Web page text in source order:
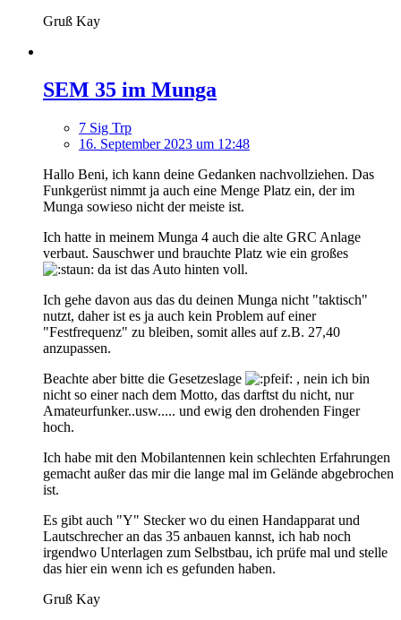
Gruß Kay
SEM 35 im Munga
7 Sig Trp
16. September 2023 um 12:48
Hallo Beni, ich kann deine Gedanken nachvollziehen. Das
Funkgerüst nimmt ja auch eine Menge Platz ein, der im
Munga sowieso nicht der meiste ist.
Ich hatte in meinem Munga 4 auch die alte GRC Anlage
verbaut. Sauschwer und brauchte Platz wie ein großes
da ist das Auto hinten voll.
Ich gehe davon aus das du deinen Munga nicht "taktisch"
nutzt, daher ist es ja auch kein Problem auf einer
"Festfrequenz" zu bleiben, somit alles auf z.B. 27,40
anzupassen.
Beachte aber bitte die Gesetzeslage
, nein ich bin
nicht so einer nach dem Motto, das darftst du nicht, nur
Amateurfunker..usw..... und ewig den drohenden Finger
hoch.
Ich habe mit den Mobilantennen kein schlechten Erfahrungen
gemacht außer das mir die lange mal im Gelände abgebrochen
ist.
Es gibt auch "Y" Stecker wo du einen Handapparat und
Lautschrecher an das 35 anbauen kannst, ich hab noch
irgendwo Unterlagen zum Selbstbau, ich prüfe mal und stelle
das hier ein wenn ich es gefunden haben.
Gruß Kay